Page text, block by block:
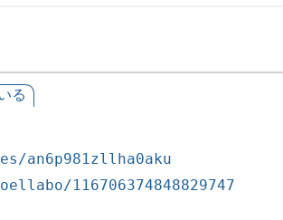
る
116706374848829747